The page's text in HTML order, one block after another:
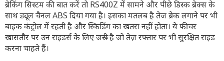
ब्रेकिंग सिस्टम की बात करें तो RS400Z में सामने और पीछे डिस्क ब्रेक्स के
साथ ड्यूल चैनल ABS दिया गया है। इसका मतलब है तेज ब्रेक लगाने पर भी
बाइक कंट्रोल में रहती है और स्किडिंग का खतरा नहीं होता। ये फीचर
खासतौर पर उन राइडर्स के लिए जरूरी है जो तेज़ रफ्तार पर भी सुरक्षित राइड
करना चाहते हैं।